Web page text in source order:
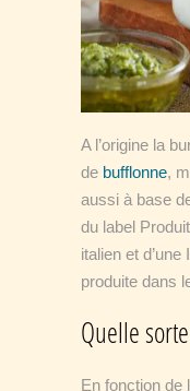
A l’origine la
de bufflonne,
aussi à base
du label
italien et
produite dans
Quelle
En fonction de